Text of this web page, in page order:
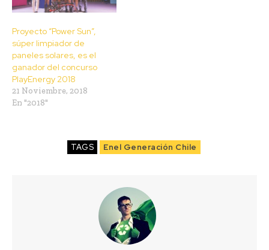
Proyecto “Power Sun”,
súper limpiador de
paneles solares, es el
ganador del concurso
PlayEnergy 2018
21 Noviembre, 2018
En "2018"
TAGS Enel Generación Chile